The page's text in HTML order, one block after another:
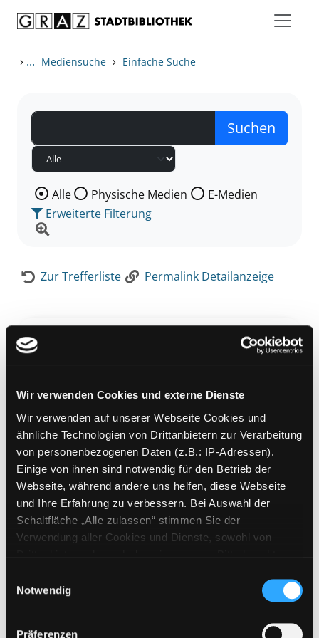
Wir verwenden Cookies und externe Dienste
Wir verwenden auf unserer Webseite Cookies und
ähnliche Technologien von Drittanbietern zur Verarbeitung
von personenbezogenen Daten (z.B.: IP-Adressen).
Einige von ihnen sind notwendig für den Betrieb der
Webseite, während andere uns helfen, diese Webseite
und Ihre Erfahrung zu verbessern. Bei Auswahl der
Schaltfläche „Alle zulassen“ stimmen Sie der
Verwendung aller Cookies und Dienste, sowohl von
Cookies von Drittanbietern, eine Verarbeitung in
unsicheren Drittländern (Länder außerhalb des EWR
ohne adäquates Datenschutzniveau) stattfinden kann. In
Notwendig
Präferenzen
› ... Mediensuche › Einfache Suche
Wählen Sie die Medienart nach der Sie suchen wollen.
Alle Physische Medien
E-Medien
Erweiterte Filterung
Zur Trefferliste Permalink Detailanzeige
Veg für mich
rein pflanzlich glücklich!
Mediengruppe:Zeitschriften
Mehr Informationen ein-/ausblenden
Bände